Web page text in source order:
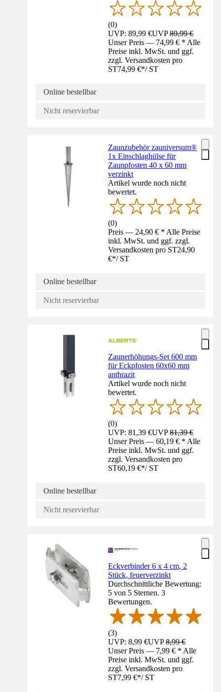
(0)
UVP: 89,99 €UVP89,99 €
Unser Preis — 74,99 € * Alle
Preise inkl. MwSt. und ggf.
zzgl. Versandkosten pro
ST74,99 €*/ ST
Online bestellbar
Nicht reservierbar
Zaunzubehör zauniversum®
1x Einschlaghülse für
Zaunpfosten 40 x 60 mm
verzinkt
Artikel wurde noch nicht
bewertet.
(0)
Preis — 24,90 € * Alle Preise
inkl. MwSt. und ggf. zzgl.
Versandkosten pro ST24,90
€*/ ST
Online bestellbar
Nicht reservierbar
Zaunerhöhungs-Set 600 mm
für Eckpfosten 60x60 mm
anthrazit
Artikel wurde noch nicht
bewertet.
(0)
UVP: 81,39 €UVP81,39 €
Unser Preis — 60,19 € * Alle
Preise inkl. MwSt. und ggf.
zzgl. Versandkosten pro
ST60,19 €*/ ST
Online bestellbar
Nicht reservierbar
Eckverbinder 6 x 4 cm, 2
Stück, feuerverzinkt
Durchschnittliche Bewertung:
5 von 5 Sternen. 3
Bewertungen.
(3)
UVP: 8,99 €UVP8,99 €
Unser Preis — 7,99 € * Alle
Preise inkl. MwSt. und ggf.
zzgl. Versandkosten pro
ST7,99 €*/ ST